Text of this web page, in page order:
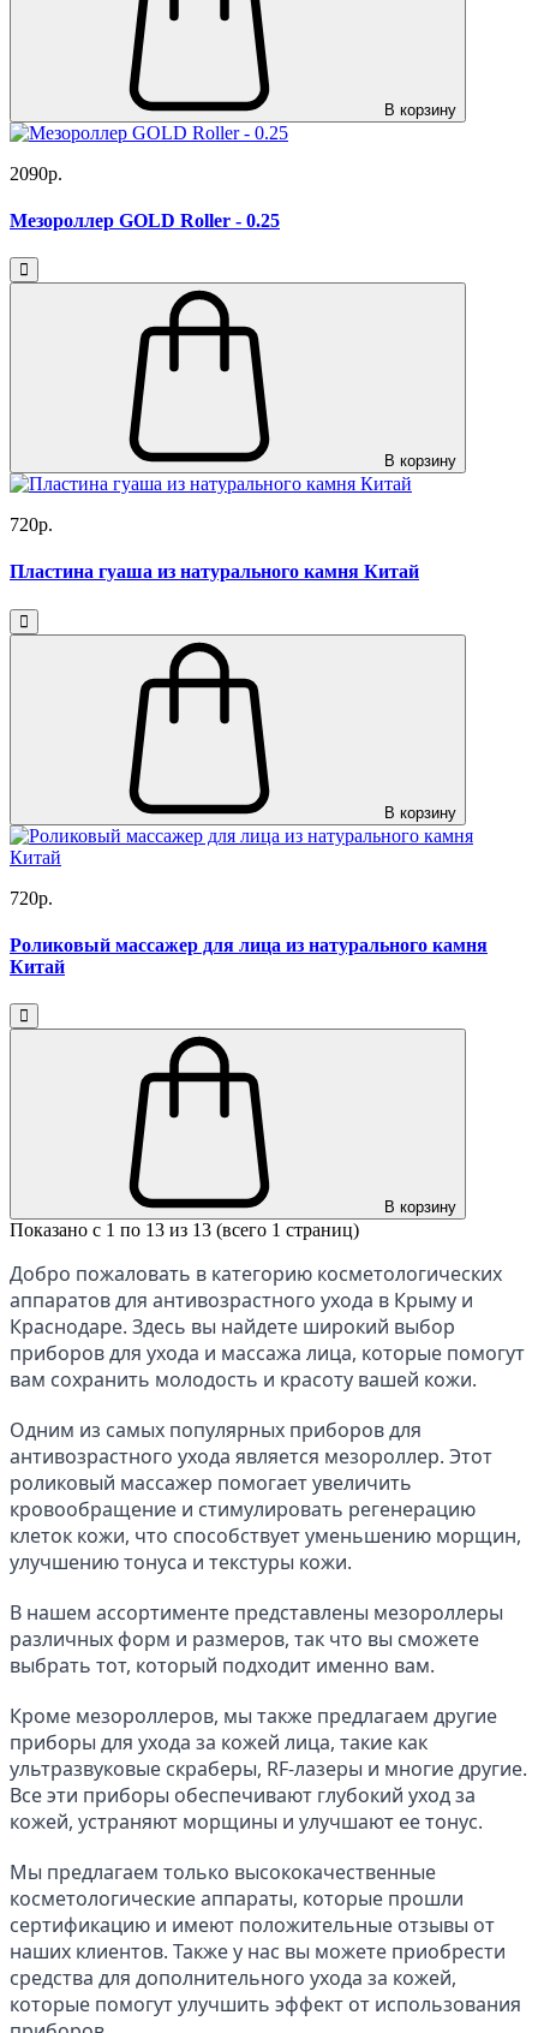
В корзину
2090р.
Мезороллер GOLD Roller - 0.25
В корзину
720р.
Пластина гуаша из натурального камня Китай
В корзину
720р.
Роликовый массажер для лица из натурального камня
Китай
В корзину
Показано с 1 по 13 из 13 (всего 1 страниц)
Добро пожаловать в категорию косметологических
аппаратов для антивозрастного ухода в Крыму и
Краснодаре. Здесь вы найдете широкий выбор
приборов для ухода и массажа лица, которые помогут
вам сохранить молодость и красоту вашей кожи.
Одним из самых популярных приборов для
антивозрастного ухода является мезороллер. Этот
роликовый массажер помогает увеличить
кровообращение и стимулировать регенерацию
клеток кожи, что способствует уменьшению морщин,
улучшению тонуса и текстуры кожи.
В нашем ассортименте представлены мезороллеры
различных форм и размеров, так что вы сможете
выбрать тот, который подходит именно вам.
Кроме мезороллеров, мы также предлагаем другие
приборы для ухода за кожей лица, такие как
ультразвуковые скраберы, RF-лазеры и многие другие.
Все эти приборы обеспечивают глубокий уход за
кожей, устраняют морщины и улучшают ее тонус.
Мы предлагаем только высококачественные
косметологические аппараты, которые прошли
сертификацию и имеют положительные отзывы от
наших клиентов. Также у нас вы можете приобрести
средства для дополнительного ухода за кожей,
которые помогут улучшить эффект от использования